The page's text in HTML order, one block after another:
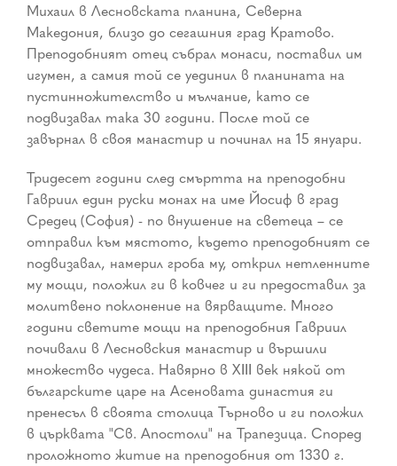
Михаил в Лесновската планина, Северна
Македония, близо до сегашния град Кратово.
Преподобният отец събрал монаси, поставил им
игумен, а самия той се уединил в планината на
пустинножителство и мълчание, като се
подвизавал така 30 години. После той се
завърнал в своя манастир и починал на 15 януари.
Тридесет години след смъртта на преподобни
Гавриил един руски монах на име Йосиф в град
Средец (София) - по внушение на светеца – се
отправил към мястото, където преподобният се
подвизавал, намерил гроба му, открил нетленните
му мощи, положил ги в ковчег и ги предоставил за
молитвено поклонение на вярващите. Много
години светите мощи на преподобния Гавриил
почивали в Лесновския манастир и вършили
множество чудеса. Навярно в ХІІІ век някой от
българските царе на Асеновата династия ги
пренесъл в своята столица Търново и ги положил
в църквата "Св. Апостоли" на Трапезица. Според
проложното житие на преподобния от 1330 г.